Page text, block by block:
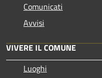
Comunicati
Avvisi
VIVERE IL COMUNE
Luoghi